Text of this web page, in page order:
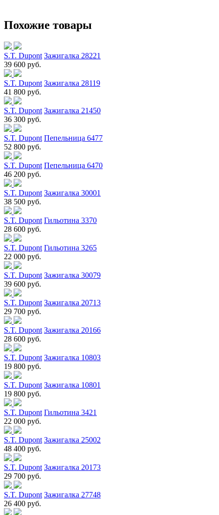
Похожие товары
S.T. Dupont Зажигалка 28221
39 600 руб.
S.T. Dupont Зажигалка 28119
41 800 руб.
S.T. Dupont Зажигалка 21450
36 300 руб.
S.T. Dupont Пепельница 6477
52 800 руб.
S.T. Dupont Пепельница 6470
46 200 руб.
S.T. Dupont Зажигалка 30001
38 500 руб.
S.T. Dupont Гильотина 3370
28 600 руб.
S.T. Dupont Гильотина 3265
22 000 руб.
S.T. Dupont Зажигалка 30079
39 600 руб.
S.T. Dupont Зажигалка 20713
29 700 руб.
S.T. Dupont Зажигалка 20166
28 600 руб.
S.T. Dupont Зажигалка 10803
19 800 руб.
S.T. Dupont Зажигалка 10801
19 800 руб.
S.T. Dupont Гильотина 3421
22 000 руб.
S.T. Dupont Зажигалка 25002
48 400 руб.
S.T. Dupont Зажигалка 20173
29 700 руб.
S.T. Dupont Зажигалка 27748
26 400 руб.